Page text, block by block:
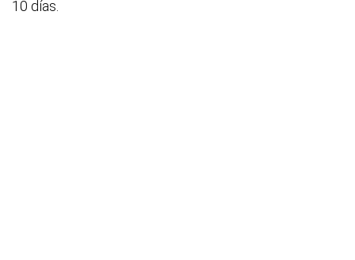
10 días.